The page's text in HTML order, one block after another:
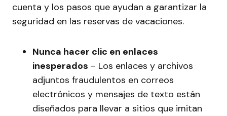
cuenta y los pasos que ayudan a garantizar la
seguridad en las reservas de vacaciones.
Nunca hacer clic en enlaces
inesperados – Los enlaces y archivos
adjuntos fraudulentos en correos
electrónicos y mensajes de texto están
diseñados para llevar a sitios que imitan